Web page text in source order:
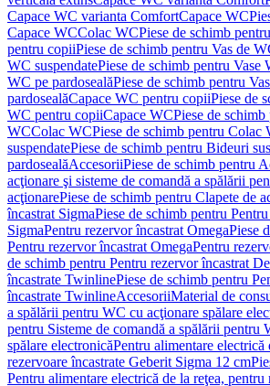
Capace WC varianta ComfortCapace WC
Capace WCColac WCPiese de schimb
pentru copiiPiese de schimb pentru Vas de
WC suspendatePiese de schimb pentru Vase
WC pe pardosealăPiese de schimb pentru
pardosealăCapace WC pentru copiiPiese de
WC pentru copiiCapace WCPiese de
WCColac WCPiese de schimb pentru Colac
suspendatePiese de schimb pentru Bideuri
pardosealăAccesoriiPiese de schimb pentru
acţionare şi sisteme de comandă a spălării
acţionarePiese de schimb pentru Clapete de
încastrat SigmaPiese de schimb pentru
SigmaPentru rezervor încastrat OmegaPiese
Pentru rezervor încastrat OmegaPentru
de schimb pentru Pentru rezervor încastrat
încastrate TwinlinePiese de schimb pentru
încastrate TwinlineAccesoriiMaterial de
a spălării pentru WC cu acţionare spălare
pentru Sisteme de comandă a spălării pentru
spălare electronicăPentru alimentare electrică
rezervoare încastrate Geberit Sigma 12 cm
Pentru alimentare electrică de la reţea, pentru